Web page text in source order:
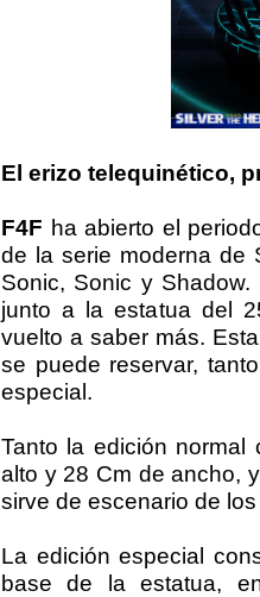
El erizo telequinético,
F4F ha abierto el
de la serie moderna de
Sonic, Sonic y
junto a la estatua del
vuelto a saber más.
se puede reservar,
especial.
Tanto la edición
alto y 28 Cm de ancho,
sirve de escenario de
La edición especial
base de la estatua,